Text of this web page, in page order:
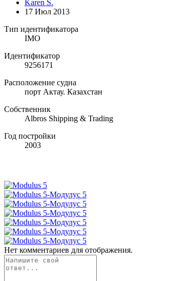
Karen S.
17 Июл 2013
Тип идентификатора
IMO
Идентификатор
9256171
Расположение судна
порт Актау. Казахстан
Собственник
Albros Shipping & Trading
Год постройки
2003
Нет комментариев для отображения.